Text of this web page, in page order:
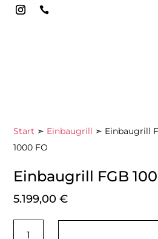

Start ➣ Einbaugrill ➣ Einbaugrill
1000 FO
Einbaugrill FGB
5.199,00€